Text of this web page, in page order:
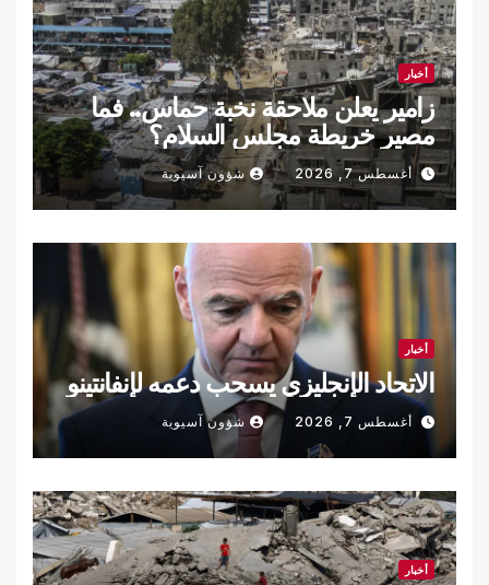
أخبار
زامير يعلن ملاحقة نخبة حماس.. فما
مصير خريطة مجلس السلام؟
أغسطس 7, 2026 شؤون آسيوية
أخبار
الاتحاد الإنجليزي يسحب دعمه لإنفانتينو
أغسطس 7, 2026 شؤون آسيوية
أخبار